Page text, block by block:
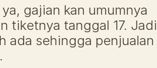
ya, gajian kan umumnya
tiketnya tanggal 17. Jadi
ada sehingga penjualan